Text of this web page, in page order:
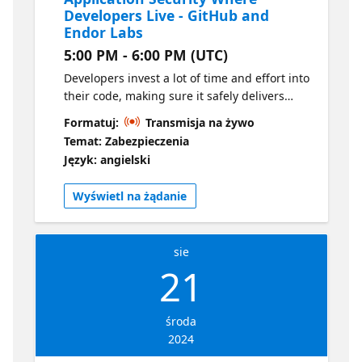
Developers Live - GitHub and
Endor Labs
5:00 PM - 6:00 PM (UTC)
Developers invest a lot of time and effort into
their code, making sure it safely delivers
innovation and value to users. Unfortunately,
a lot of that effort is wasted investigating
security findings that ultimately represent no
risk to the application. With the GitHub
Advanced Security integration, Endor Labs
enables development teams to establish
efficient, automated processes to deliver
software while eliminating 80% of the
security noise that wastes developer time.
Formatuj:
Transmisja na żywo
Temat: Zabezpieczenia
Język: angielski
Wyświetl na żądanie
sie
21
środa
2024